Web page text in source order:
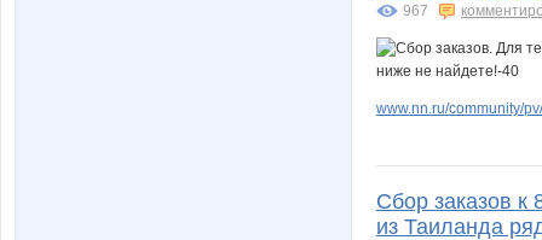
967
www.nn.ru/community/
Сбор заказов
из Таиланда